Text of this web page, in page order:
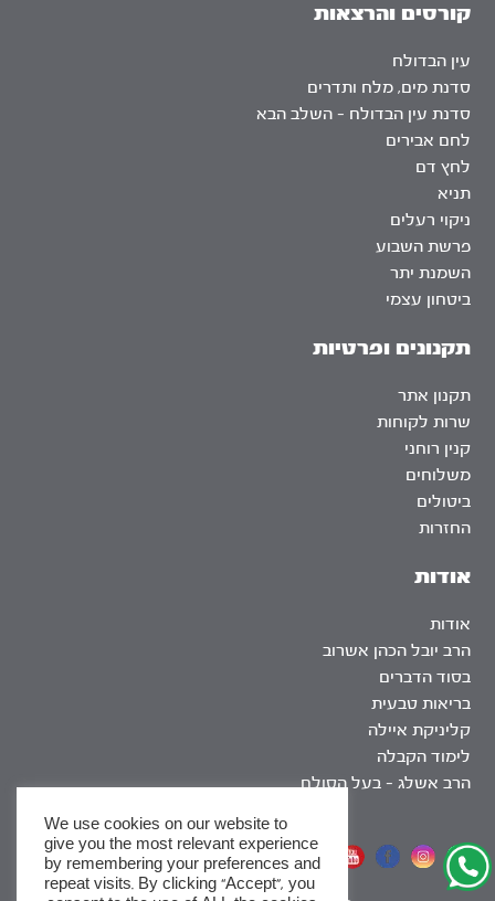
אודות
אודות
הרב יובל הכהן אשרוב
בסוד הדברים
בריאות טבעית
קליניקת איילה
לימוד הקבלה
הרב אשלג – בעל הסולם
קורסים והרצאות
עין הבדולח
סדנת מים, מלח ותדרים
סדנת עין הבדולח – השלב הבא
לחם אבירים
לחץ דם
תניא
ניקוי רעלים
פרשת השבוע
השמנת יתר
ביטחון עצמי
תקנונים ופרטיות
תקנון אתר
שרות לקוחות
קנין רוחני
משלוחים
ביטולים
החזרות
אתר שומר שבת
We use cookies on our website to
give you the most relevant experience
by remembering your preferences and
repeat visits. By clicking “Accept”, you